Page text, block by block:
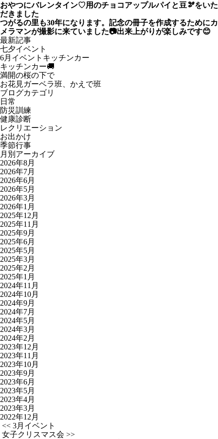
おやつにバレンタイン♡用のチョコアップルパイと豆🫘をいた
だきました
つがるの里も30年になります。記念の冊子を作成するためにカ
メラマンが撮影に来ていました📷出来上がりが楽しみです😊
最新記事
七夕イベント
6月イベントキッチンカー
キッチンカー🚚
満開の桜の下で
お花見ガーベラ班、かえで班
ブログカテゴリ
日常
防災訓練
健康診断
レクリエーション
お出かけ
季節行事
月別アーカイブ
2026年8月
2026年7月
2026年6月
2026年5月
2026年3月
2026年1月
2025年12月
2025年11月
2025年9月
2025年6月
2025年5月
2025年3月
2025年2月
2025年1月
2024年11月
2024年10月
2024年9月
2024年7月
2024年5月
2024年3月
2024年2月
2023年12月
2023年11月
2023年10月
2023年9月
2023年6月
2023年5月
2023年4月
2023年3月
2022年12月
<< 3月イベント
女子クリスマス会 >>